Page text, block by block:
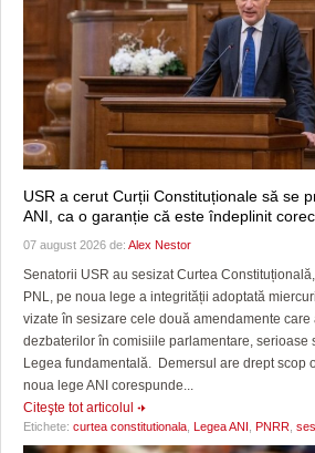
USR a cerut Curții Constituționale să se
ANI, ca o garanție că este îndeplinit
07 august 2026 de: Alex Nestor
Senatorii USR au sesizat Curtea
PNL, pe noua lege a integrității adoptată
vizate în sesizare cele două amendamente
dezbaterilor în comisiile parlamentare, serioase
Legea fundamentală. Demersul are drept scop
noua lege ANI corespunde...
Citeşte tot articolul
Etichete: curtea constitutionala Legea ANI PNRR